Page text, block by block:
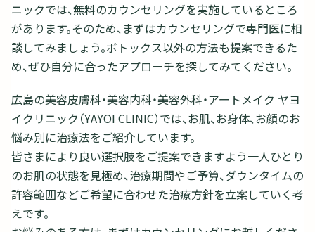
ニックでは、無料のカウンセリングを実施しているところ
があります。そのため、まずはカウンセリングで専門医に相
談してみましょう。ボトックス以外の方法も提案できるた
め、ぜひ自分に合ったアプローチを探してみてください。
広島の美容皮膚科・美容内科・美容外科・アートメイク ヤヨ
イクリニック（YAYOI CLINIC）では、お肌、お身体、お顔のお
悩み別に治療法をご紹介しています。
皆さまにより良い選択肢をご提案できますよう一人ひとり
のお肌の状態を見極め、治療期間やご予算、ダウンタイムの
許容範囲などご希望に合わせた治療方針を立案していく考
えです。